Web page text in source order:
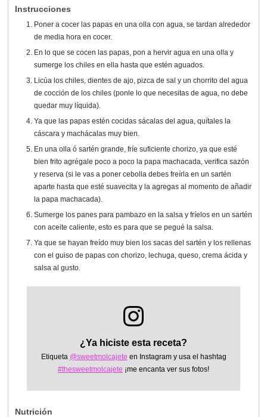
Instrucciones
Poner a cocer las papas en una olla con agua, se tardan alrededor
de media hora en cocer.
En lo que se cocen las papas, pon a hervir agua en una olla y
sumerge los chiles en ella hasta que estén aguados.
Licúa los chiles, dientes de ajo, pizca de sal y un chorrito del agua
de cocción de los chiles (ponle lo que necesitas de agua, no debe
quedar muy líquida).
Ya que las papas estén cocidas sácalas del agua, quítales la
cáscara y machácalas muy bien.
En una olla ó sartén grande, fríe suficiente chorizo, ya que esté
bien frito agrégale poco a poco la papa machacada, verifica sazón
y reserva (si le vas a poner cebolla debes freírla en un sartén
aparte hasta que esté suavecita y la agregas al momento de añadir
la papa machacada).
Sumerge los panes para pambazo en la salsa y fríelos en un sartén
con aceite caliente, esto es para que se pegué la salsa.
Ya que se hayan freído muy bien los sacas del sartén y los rellenas
con el guiso de papas con chorizo, lechuga, queso, crema ácida y
salsa al gusto.
¿Ya hiciste esta receta?
Etiqueta @sweetmolcajete en Instagram y usa el hashtag
#thesweetmolcajete ¡me encanta ver sus fotos!
Nutrición